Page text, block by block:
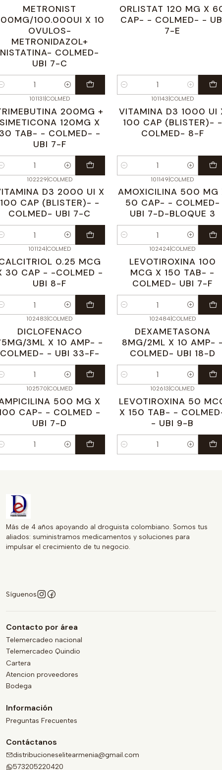
METRONIST
100.000UI X 10
OVULOS-
METRONIDAZOL+
NISTATINA- COLMED-
UBI 7-C
ORLISTAT 120 MG X
CAP- - COLMED- -
7-E
Cantidad
101131|COLMED
200MG +
120MG X
TAB- - COLMED- -
UBI 7-F
101143|COLMED
VITAMINA D3 1000 UI
100 CAP (BLISTER)- -
COLMED- 8-F
Cantidad
102229|COLMED
D3 2000 UI X
100 CAP (BLISTER)- -
COLMED- UBI 7-C
101149|COLMED
AMOXICILINA 500 MG
50 CAP- - COLMED-
UBI 7-D-BLOQUE 3
Cantidad
101124| COLMED
0.25 MCG
30 CAP - -COLMED -
UBI 8-F
102424 COLMED
LEVOTIROXINA 100
MCG X 150 TAB- -
COLMED- UBI 7-F
Cantidad
102483 COLMED
DICLOFENACO
3ML X 10 AMP- -
COLMED- - UBI 33-F-
102484| COLMED
DEXAMETASONA
8MG/2ML X 10 AMP-
COLMED- UBI 18-D
Cantidad
102570 COLMED
500 MG X
CAP- - COLMED -
UBI 7-D
102613 COLMED
LEVOTIROXINA 50
X 150 TAB- -
- UBI 9-B
Cantidad
Más de 4 años apoyando al droguista colombiano. Somos tus
aliados: suministramos medicamentos y soluciones para
impulsar el crecimiento de tu negocio.
Síguenos
Contacto por área
Telemercadeo nacional
Telemercadeo Quindio
Cartera
Atencion proveedores
Bodega
Información
Preguntas Frecuentes
Contáctanos
distribucioneselitearmenia@gmail.com
573205220420